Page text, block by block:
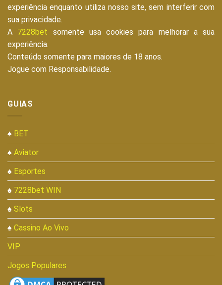
experiência enquanto utiliza nosso site, sem interferir com
sua privacidade.
A 7228bet somente usa cookies para melhorar a sua
experiência.
Conteúdo somente para maiores de 18 anos.
Jogue com Responsabilidade.
GUIAS
♠ BET
♠ Aviator
♠ Esportes
♠ 7228bet WIN
♠ Slots
♠ Cassino Ao Vivo
VIP
Jogos Populares